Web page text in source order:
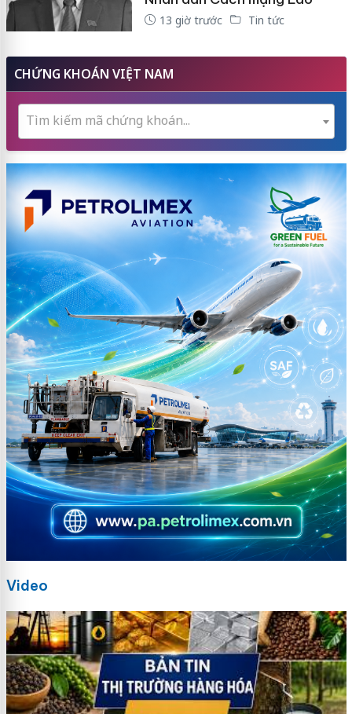
13 giờ trước Tin tức
CHỨNG KHOÁN VIỆT NAM
Tìm kiếm mã chứng khoán...
Video